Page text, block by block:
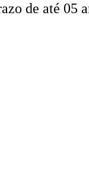
de até 05